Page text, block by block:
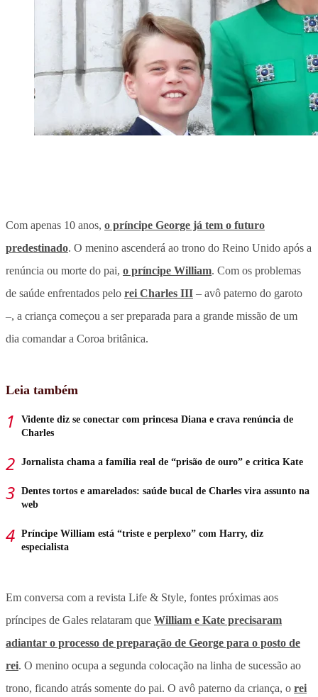
Com apenas 10 anos, o príncipe George já tem o futuro
predestinado. O menino ascenderá ao trono do Reino Unido após a
renúncia ou morte do pai, o príncipe William. Com os problemas
de saúde enfrentados pelo rei Charles III – avô paterno do garoto
–, a criança começou a ser preparada para a grande missão de um
dia comandar a Coroa britânica.
Leia também
Vidente diz se conectar com princesa Diana e crava renúncia de
Charles
Jornalista chama a família real de “prisão de ouro” e critica Kate
Dentes tortos e amarelados: saúde bucal de Charles vira assunto na
web
Príncipe William está “triste e perplexo” com Harry, diz
especialista
Em conversa com a revista Life & Style, fontes próximas aos
príncipes de Gales relataram que William e Kate precisaram
adiantar o processo de preparação de George para o posto de
rei. O menino ocupa a segunda colocação na linha de sucessão ao
trono, ficando atrás somente do pai. O avô paterno da criança, o rei